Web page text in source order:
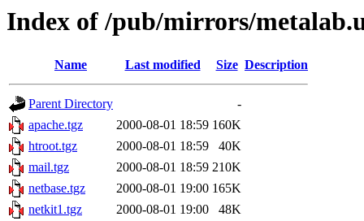
Index of /pub/mirrors/
Name Last modified Size Description
Parent Directory
-
apache.tgz
2000-08-01 18:59 160K
htroot.tgz
2000-08-01 18:59
40K
mail.tgz
2000-08-01 18:59 210K
netbase.tgz
2000-08-01 19:00 165K
netkit1.tgz
2000-08-01 19:00
48K